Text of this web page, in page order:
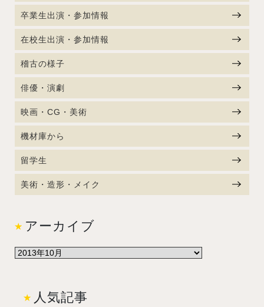
卒業生出演・参加情報
在校生出演・参加情報
稽古の様子
俳優・演劇
映画・CG・美術
機材庫から
留学生
美術・造形・メイク
アーカイブ
人気記事